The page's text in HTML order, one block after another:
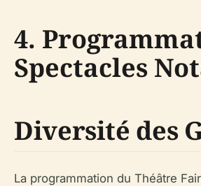
4.
Spectacles
Diversité des
La programmation du Théâtre